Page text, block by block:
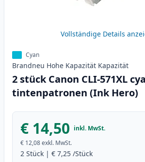
Vollständige Details
Cyan
Brandneu Hohe Kapazität Kapazität
2 stück Canon CLI-571XL
tintenpatronen (Ink Hero)
€ 14,50 inkl. MwSt.
€ 12,08exkl. MwSt.
2 Stück | € 7,25 /Stück